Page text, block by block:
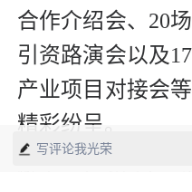
合作介绍会、20
引资路演会以及
产业项目对接会
精彩纷呈。
写评论我光荣